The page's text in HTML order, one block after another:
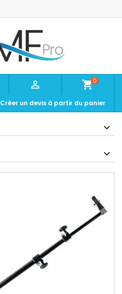
 shopping_cart0
Créer un devis à partir du panier